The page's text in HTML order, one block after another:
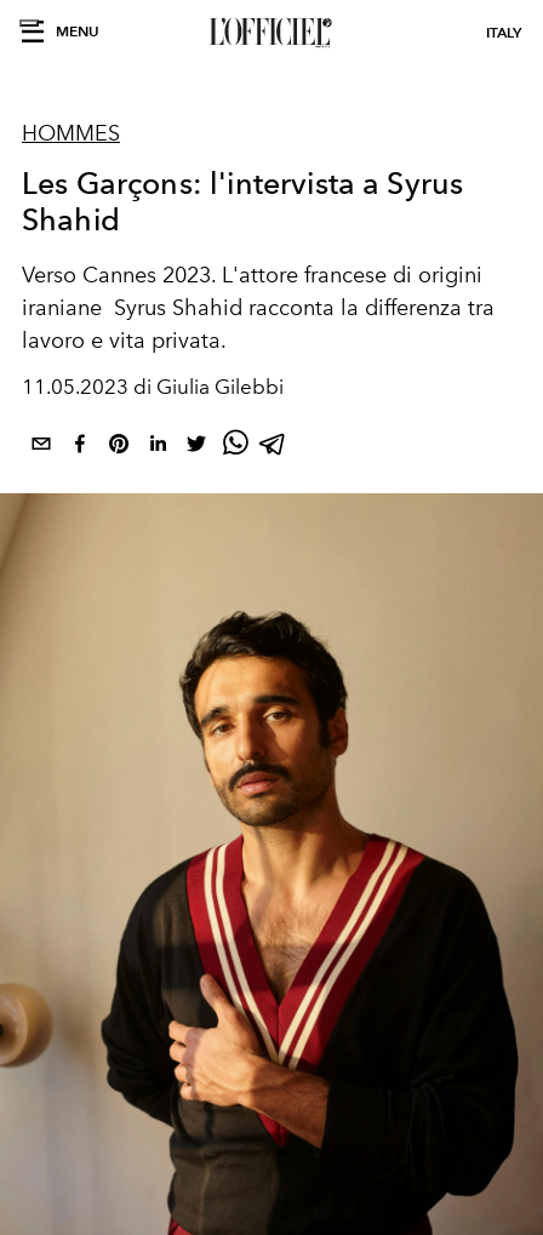
MENU ITALY
HOMMES
Les Garçons: l'intervista a Syrus
Shahid
Verso Cannes 2023. L'attore francese di origini
iraniane Syrus Shahid racconta la differenza tra
lavoro e vita privata.
11.05.2023 di Giulia Gilebbi